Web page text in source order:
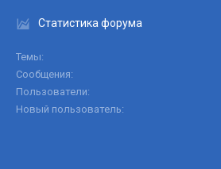
Статистика форума
Темы
Сообщения
Пользователи
Новый пользователь